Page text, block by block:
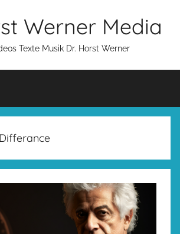
Werner Media
Texte Musik Dr. Horst Werner
Differance